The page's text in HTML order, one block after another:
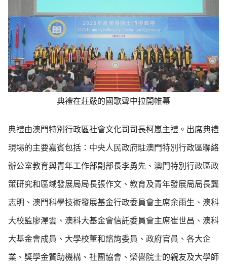
典禮在莊嚴的國歌聲中拉開帷幕
典禮由澳門特別行政區社會文化司司長柯嵐主禮。出席典禮
現場的主要嘉賓包括：中央人民政府駐澳門特別行政區聯絡
辦公室教育與青年工作部副部長李勇先、澳門特別行政區政
策研究和區域發展局局長張作文、教育及青年發展局局長龔
志明、澳門科學技術發展基金行政委員會主席余雨生、澳科
大校監廖澤雲、澳科大基金會信託委員會主席崔世昌、澳科
大基金會成員、大學校董和諮詢委員、政府官員、各大企
業、獎學金贊助機構、社團協會、榮譽院士的親友及大學師